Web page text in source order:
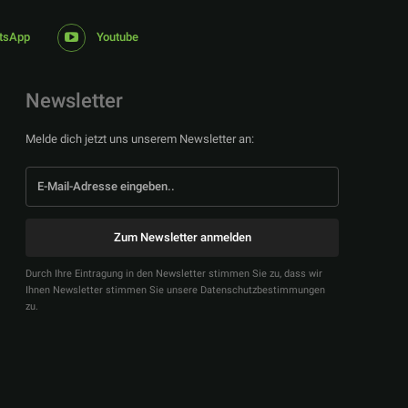
Youtube
Newsletter
Melde dich jetzt uns unserem Newsletter an:
Zum Newsletter anmelden
Durch Ihre Eintragung in den Newsletter stimmen Sie zu, dass wir
Ihnen Newsletter stimmen Sie unsere Datenschutzbestimmungen
zu.